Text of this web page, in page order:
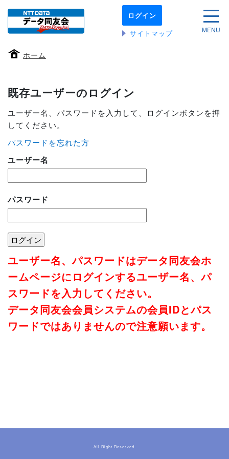
本
文
へ
動
ログイン
サイトマップ
サイ
MENU
ホーム
既存ユーザーのログイン
ユーザー名、パスワードを入力して、ログインボタンを押
してください。
パスワードを忘れた方
ユーザー名
パスワード
ユーザー名、パスワードはデータ同友会ホ
ームページにログインするユーザー名、パ
スワードを入力してください。
データ同友会会員システムの会員IDとパス
ワードではありませんので注意願います。
All Right Reserved.